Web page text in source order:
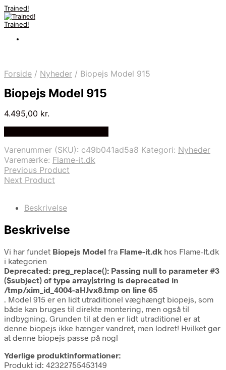
Trained!
Trained!
Forside / Nyheder / Biopejs Model 915
Biopejs Model 915
4.495,00 kr.
Varenummer (SKU): c49b041ad5a8 Kategori: Nyheder
Varemærke: Flame-it.dk
Previous Product
Next Product
Beskrivelse
Beskrivelse
Vi har fundet Biopejs Model fra Flame-it.dk hos Flame-It.dk
i kategorien
Deprecated: preg_replace(): Passing null to parameter #3
($subject) of type array|string is deprecated in
/tmp/xim_id_4004-aHJvx8.tmp on line 65
. Model 915 er en lidt utraditionel væghængt biopejs, som
både kan bruges til direkte montering, men også til
indbygning. Grunden til at den er lidt utraditionel er at
denne biopejs ikke hænger vandret, men lodret! Hvilket gør
at denne biopejs passe på nogl
Yderlige produktinformationer:
Produkt id: 42322755453149